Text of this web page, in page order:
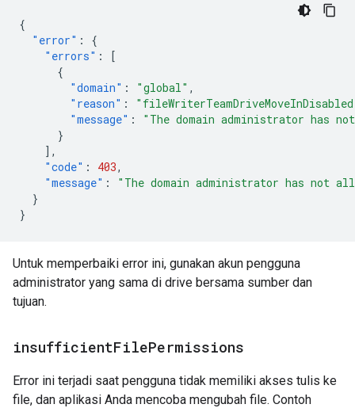
{
"error" :
{
"errors" :
[
{
"domain" : "global" ,
"reason" :
"message" :
"The domain administrator has
}
],
"code" : 403,
"message" :
"The domain administrator has not
}
}
Untuk memperbaiki error ini, gunakan akun pengguna
administrator yang sama di drive bersama sumber dan
tujuan.
insufficientFilePermissions
Error ini terjadi saat pengguna tidak memiliki akses tulis ke
file, dan aplikasi Anda mencoba mengubah file. Contoh